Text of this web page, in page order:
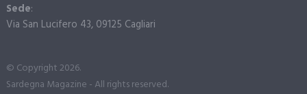
Sede:
Via San Lucifero 43, 09125 Cagliari
© Copyright 2026.
Sardegna Magazine - All rights reserved.